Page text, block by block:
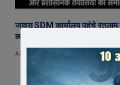
जावरा SDM कार्यालय पहुंचे
व्यवस्था की तैयारियों का किया निरीक्षण
AUGUST 7, 2026